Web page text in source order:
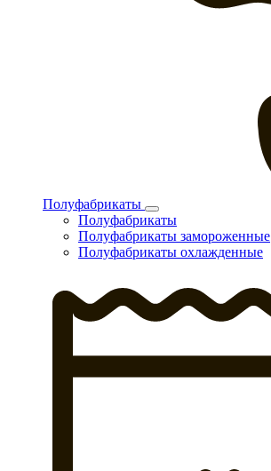
Полуфабрикаты
Полуфабрикаты
Полуфабрикаты замороженные
Полуфабрикаты охлажденные